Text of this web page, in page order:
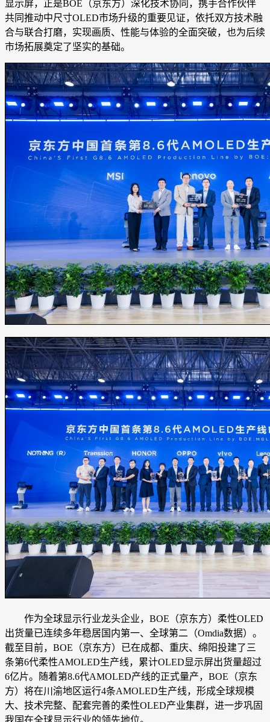
显示屏，正是BOE（京东方）深化技术协同，携手合作伙伴
共同推动中尺寸OLED市场升级的重要见证，依托双方技术融
合与联合打磨，实现画质、性能与体验的全面突破，也为后续
市场拓展奠定了坚实的基础。
作为全球显示行业龙头企业，BOE（京东方）柔性OLED
出货量已连续多年稳居国内第一、全球第二（Omdia数据）。
截至目前，BOE（京东方）已在成都、重庆、绵阳投建了三
条第6代柔性AMOLED生产线，累计OLED显示屏出货量超过
6亿片。随着第8.6代AMOLED产线的正式量产，BOE（京东
方）将在川渝地区运行4条AMOLED生产线，形成全球规模
大、技术完整、配套完善的柔性OLED产业集群，进一步巩固